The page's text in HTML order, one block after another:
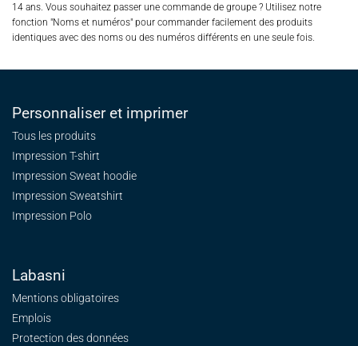
14 ans. Vous souhaitez passer une commande de groupe ? Utilisez notre
fonction "Noms et numéros" pour commander facilement des produits
identiques avec des noms ou des numéros différents en une seule fois.
Personnaliser et imprimer
Tous les produits
Impression T-shirt
Impression Sweat hoodie
Impression Sweatshirt
Impression Polo
Labasni
Mentions obligatoires
Emplois
Protection des données